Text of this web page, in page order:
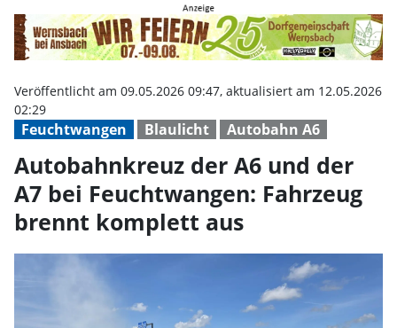
Autobahnkreuz der A6 und der
Feuchtwangen Blaulicht Autobahn A6
Veröffentlicht am 09.05.2026 09:47, aktualisiert am 12.05.2026
02:29
Autobahnkreuz der A6 und der
A7 bei Feuchtwangen: Fahrzeug
brennt komplett aus